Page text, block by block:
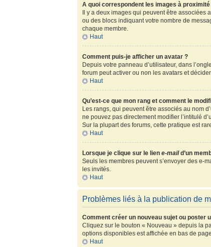
A quoi correspondent les images à proximité
Il y a deux images qui peuvent être
ou des blocs indiquant votre nombre de
chaque membre.
Haut
Comment puis-je afficher un avatar ?
Depuis votre panneau d’utilisateur, dans
forum peut activer ou non les avatars et
Haut
Qu’est-ce que mon rang et comment le
Les rangs, qui peuvent être associés au nom
ne pouvez pas directement modifier l’intitulé
Sur la plupart des forums, cette pratique est
Haut
Lorsque je clique sur le liene-maild’un
Seuls les membres peuvent s’envoyer des e-
les invités.
Haut
Problèmes liés à la publication de
Comment créer un nouveau sujet ou poster
Cliquez sur le bouton « Nouveau » depuis la
options disponibles est affichée en bas de
Haut